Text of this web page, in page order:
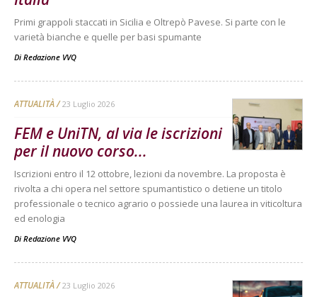
Primi grappoli staccati in Sicilia e Oltrepò Pavese. Si parte con le
varietà bianche e quelle per basi spumante
Di Redazione VVQ
ATTUALITÀ 23 Luglio 2026
FEM e UniTN, al via le iscrizioni
per il nuovo corso...
Iscrizioni entro il 12 ottobre, lezioni da novembre. La proposta è
rivolta a chi opera nel settore spumantistico o detiene un titolo
professionale o tecnico agrario o possiede una laurea in viticoltura
ed enologia
Di Redazione VVQ
ATTUALITÀ 23 Luglio 2026